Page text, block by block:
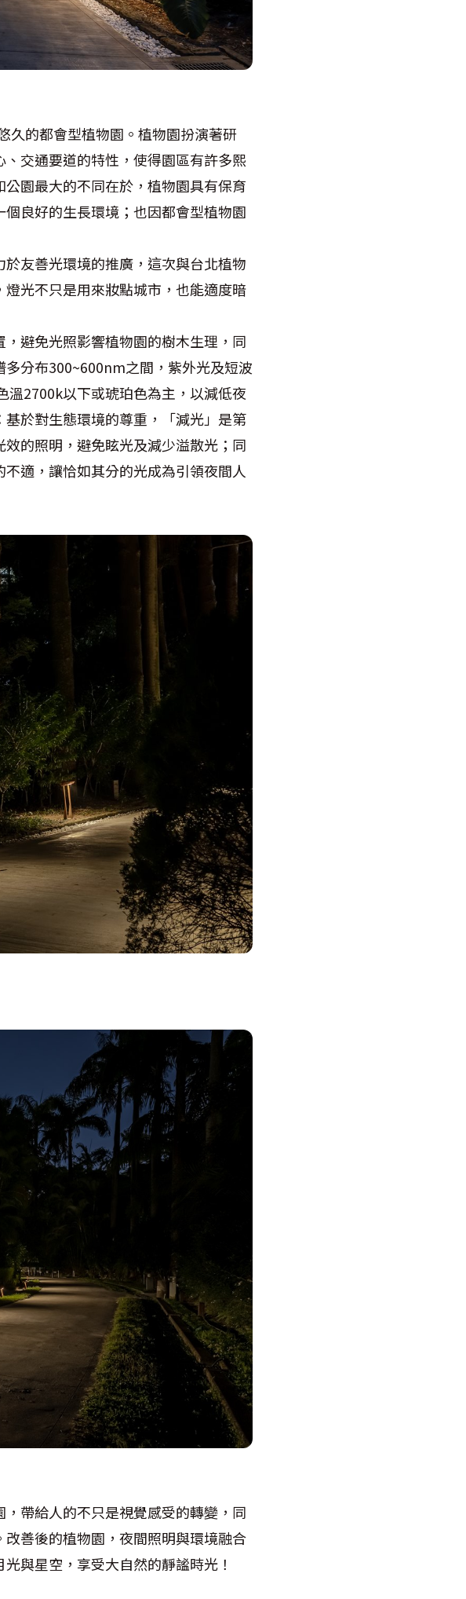
久的都會型植物園。植物園扮演著研
交通要道的特性，使得園區有許多熙
園最大的不同在於，植物園具有保育
良好的生長環境；也因都會型植物園
友善光環境的推廣，這次與台北植物
光不只是用來妝點城市，也能適度暗
避免光照影響植物園的樹木生理，同
分布300~600nm之間，紫外光及短波
2700k以下或琥珀色為主，以減低夜
於對生態環境的尊重，「減光」是第
的照明，避免眩光及減少溢散光；同
適，讓恰如其分的光成為引領夜間人
帶給人的不只是視覺感受的轉變，同
善後的植物園，夜間照明與環境融合
與星空，享受大自然的靜謐時光！